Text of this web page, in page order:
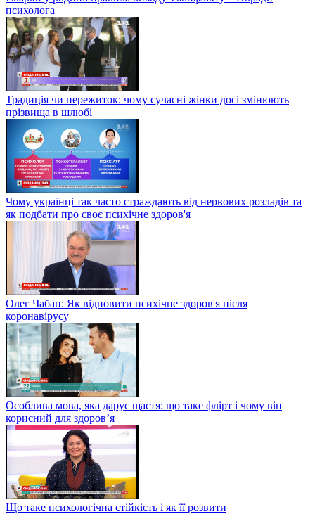
психолога
Традиція чи пережиток: чому сучасні жінки досі змінюють
прізвища в шлюбі
Чому українці так часто страждають від нервових розладів та
як подбати про своє психічне здоров'я
Олег Чабан: Як відновити психічне здоров'я після
коронавірусу
Особлива мова, яка дарує щастя: що таке флірт і чому він
корисний для здоров’я
Що таке психологічна стійкість і як її розвити